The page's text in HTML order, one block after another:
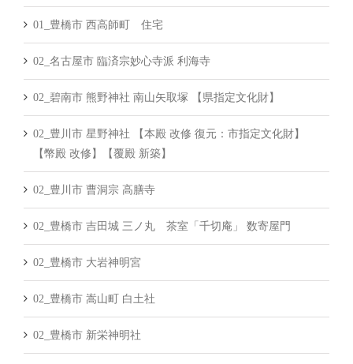
01_豊橋市 西高師町 住宅
02_名古屋市 臨済宗妙心寺派 利海寺
02_碧南市 熊野神社 南山矢取塚 【県指定文化財】
02_豊川市 星野神社 【本殿 改修 復元：市指定文化財】
【幣殿 改修】【覆殿 新築】
02_豊川市 曹洞宗 高膳寺
02_豊橋市 吉田城 三ノ丸 茶室「千切庵」 数寄屋門
02_豊橋市 大岩神明宮
02_豊橋市 嵩山町 白土社
02_豊橋市 新栄神明社